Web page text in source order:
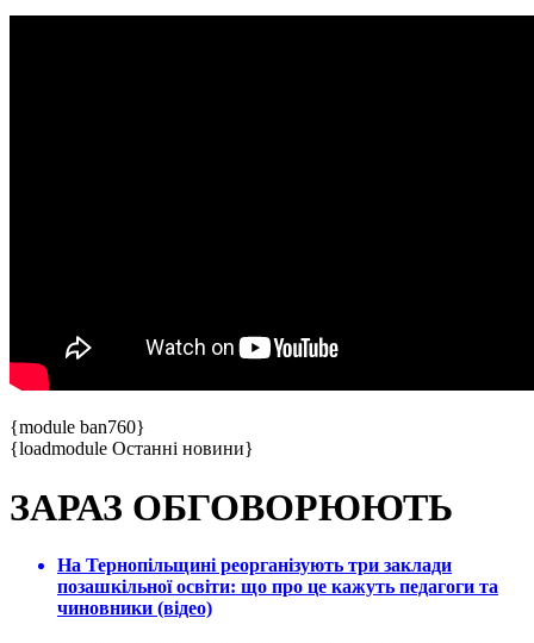
{module ban760}
{loadmodule Останні новини}
ЗАРАЗ ОБГОВОРЮЮТЬ
На Тернопільщині реорганізують три заклади
позашкільної освіти: що про це кажуть педагоги та
чиновники (відео)